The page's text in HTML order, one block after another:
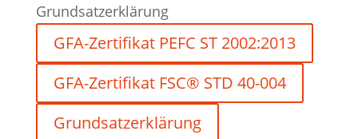
Grundsatzerklärung
GFA-Zertifikat PEFC ST 2002:2013
GFA-Zertifikat FSC® STD 40-004
Grundsatzerklärung